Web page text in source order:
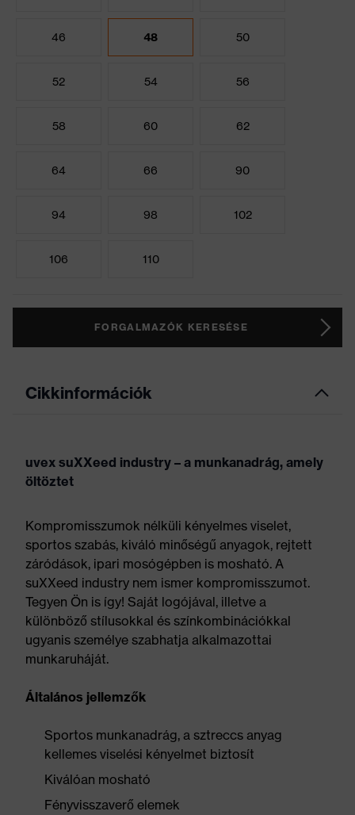
46 48 50
52 54 56
58 60 62
64 66 90
94 98 102
106 110
FORGALMAZÓK KERESÉSE
Cikkinformációk
uvex suXXeed industry – a munkanadrág, amely
öltöztet
Kompromisszumok nélküli kényelmes viselet,
sportos szabás, kiváló minőségű anyagok, rejtett
záródások, ipari mosógépben is mosható. A
suXXeed industry nem ismer kompromisszumot.
Tegyen Ön is így! Saját logójával, illetve a
különböző stílusokkal és színkombinációkkal
ugyanis személye szabhatja alkalmazottai
munkaruháját.
Általános jellemzők
Sportos munkanadrág, a sztreccs anyag
kellemes viselési kényelmet biztosít
Kiválóan mosható
Fényvisszaverő elemek